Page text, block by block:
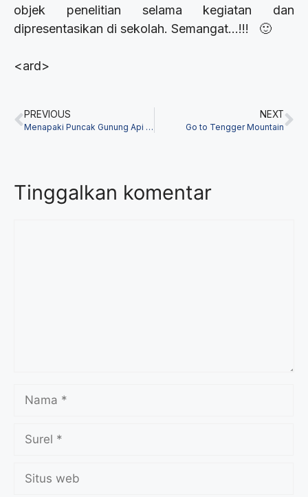
objek penelitian selama kegiatan dan
dipresentasikan di sekolah. Semangat…!!! 🙂
<ard>
PREVIOUS
Menapaki Puncak Gunung Api Purba Nglanggeran
NEXT
Go to Tengger Mountain
Tinggalkan komentar